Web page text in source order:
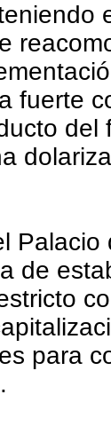
fuerte
del
Palacio
de
para